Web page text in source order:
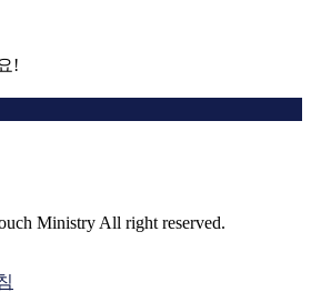
!
Ministry All right reserved.